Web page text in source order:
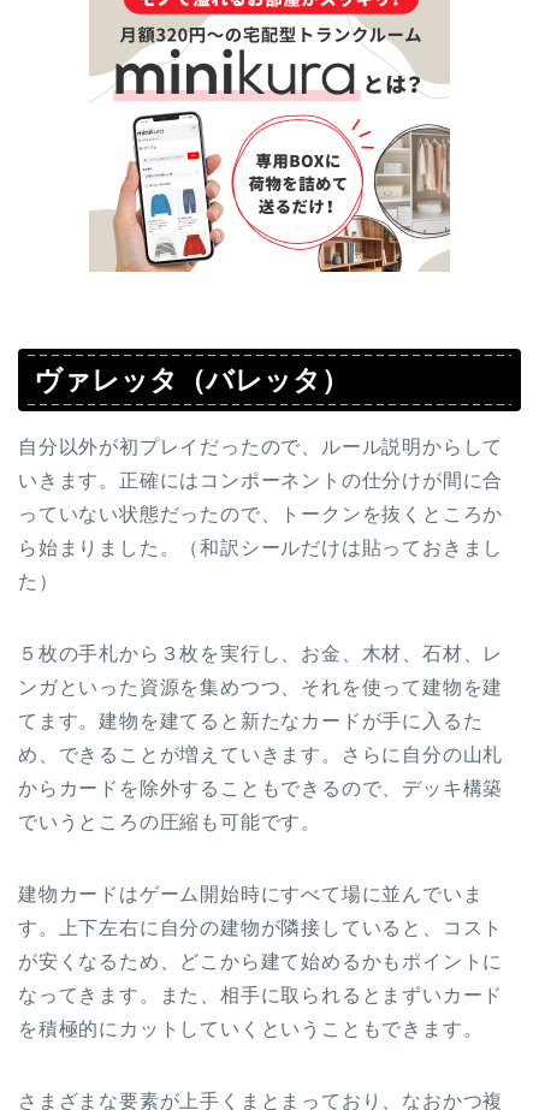
ヴァレッタ（バレッタ）
自分以外が初プレイだったので、ルール説明からして
いきます。正確にはコンポーネントの仕分けが間に合
っていない状態だったので、トークンを抜くところか
ら始まりました。（和訳シールだけは貼っておきまし
た）
５枚の手札から３枚を実行し、お金、木材、石材、レ
ンガといった資源を集めつつ、それを使って建物を建
てます。建物を建てると新たなカードが手に入るた
め、できることが増えていきます。さらに自分の山札
からカードを除外することもできるので、デッキ構築
でいうところの圧縮も可能です。
建物カードはゲーム開始時にすべて場に並んでいま
す。上下左右に自分の建物が隣接していると、コスト
が安くなるため、どこから建て始めるかもポイントに
なってきます。また、相手に取られるとまずいカード
を積極的にカットしていくということもできます。
さまざまな要素が上手くまとまっており、なおかつ複